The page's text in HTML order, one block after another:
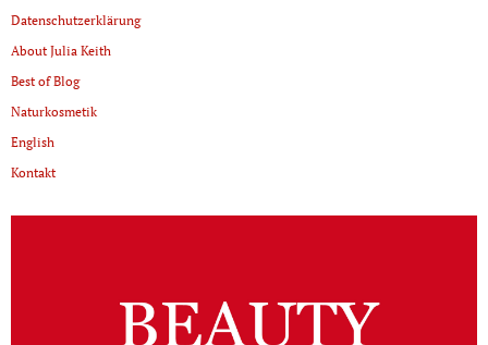
Datenschutzerklärung
About Julia Keith
Best of Blog
Naturkosmetik
English
Kontakt